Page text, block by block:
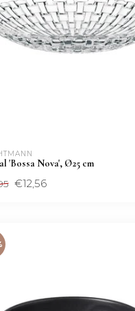
'Bossa Nova', Ø25 cm
€12,56